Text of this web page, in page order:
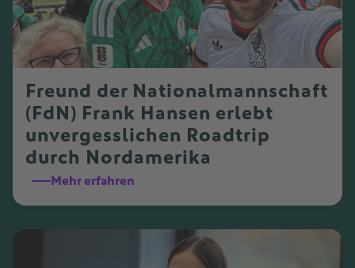
Freund der Nationalmannschaft
(FdN) Frank Hansen erlebt
unvergesslichen Roadtrip
durch Nordamerika
Mehr erfahren